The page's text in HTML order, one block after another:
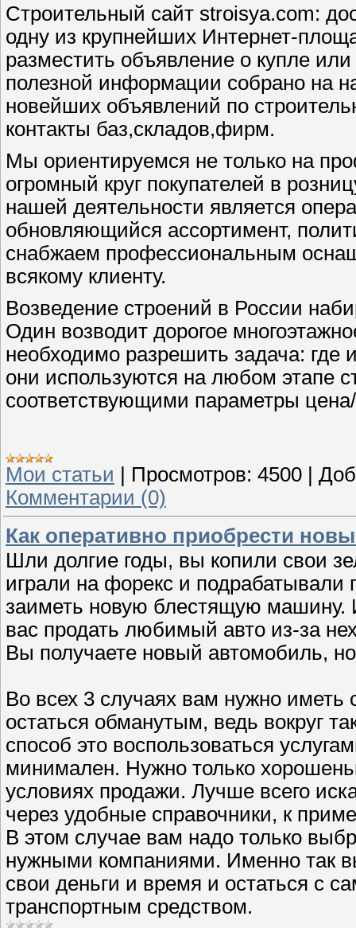
Строительный сайт stroisya.com:
одну из крупнейших Интернет-
разместить объявление о купле
полезной информации собрано на
новейших объявлений по
контакты баз,складов,фирм.
Мы ориентируемся не только на
огромный круг покупателей в
нашей деятельности является
обновляющийся ассортимент,
снабжаем профессиональным
всякому клиенту.
Возведение строений в России
Один возводит дорогое
необходимо разрешить задача: где
они используются на любом этапе
соответствующими параметры
Мои статьи Просмотров: 4500
Комментарии (0)
Как оперативно приобрести
Шли долгие годы, вы копили свои
играли на форекс и подрабатывали
заиметь новую блестящую машину.
вас продать любимый авто из-за
Вы получаете новый автомобиль,
Во всех 3 случаях вам нужно
остаться обманутым, ведь вокруг
способ это воспользоваться
минимален. Нужно только
условиях продажи. Лучше всего
через удобные справочники, к
В этом случае вам надо только
нужными компаниями. Именно так
свои деньги и время и остаться с
транспортным средством.